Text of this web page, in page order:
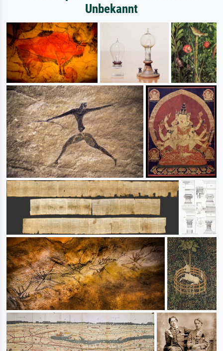
Unbekannt